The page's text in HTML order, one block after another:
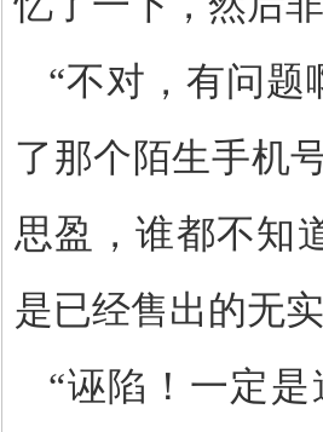
“不对，有问题
了那个陌生手机
思盈，谁都不知
是已经售出的无
“诬陷！一定